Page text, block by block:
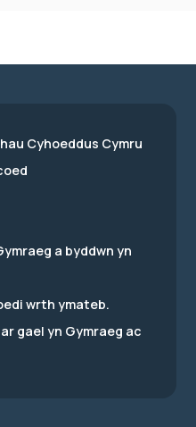
Cyhoeddus Cymru
a byddwn yn
wrth ymateb.
gael yn Gymraeg ac